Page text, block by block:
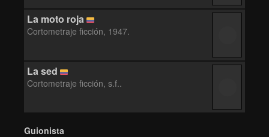
La moto roja
Cortometraje ficción, 1947.
La sed
Cortometraje ficción, s.f..
Guionista